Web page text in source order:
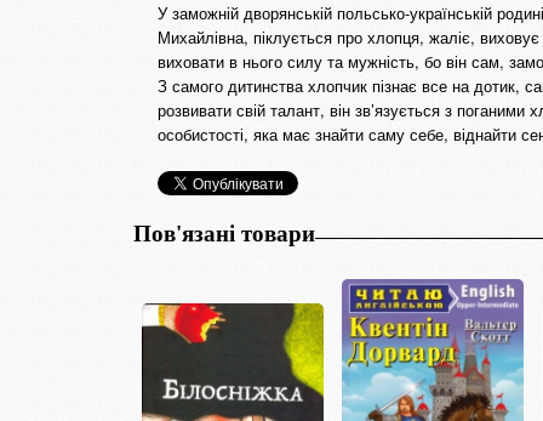
У заможній дворянській польсько-українській
Михайлівна, піклується про хлопця, жаліє,
виховати в нього силу та мужність, бо він сам,
З самого дитинства хлопчик пізнає все на дотик,
розвивати свій талант, він зв’язується з
особистості, яка має знайти саму себе, віднайти
Пов'язані товари